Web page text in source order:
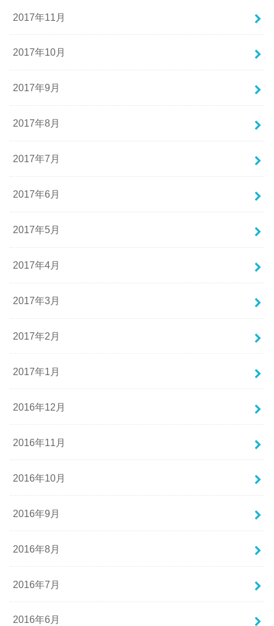
2017年11月
2017年10月
2017年9月
2017年8月
2017年7月
2017年6月
2017年5月
2017年4月
2017年3月
2017年2月
2017年1月
2016年12月
2016年11月
2016年10月
2016年9月
2016年8月
2016年7月
2016年6月